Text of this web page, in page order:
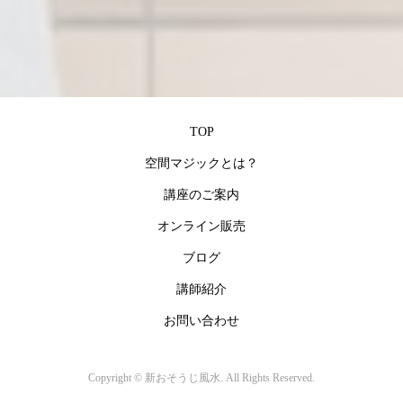
TOP
空間マジックとは？
講座のご案内
オンライン販売
ブログ
講師紹介
お問い合わせ
Copyright © 新おそうじ風水. All Rights Reserved.